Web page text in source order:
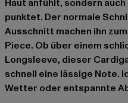
Haut anfühlt, sondern
punktet. Der normale
Ausschnitt machen ihn
Piece. Ob über einem
Longsleeve, dieser
schnell eine lässige Note.
Wetter oder entspannte